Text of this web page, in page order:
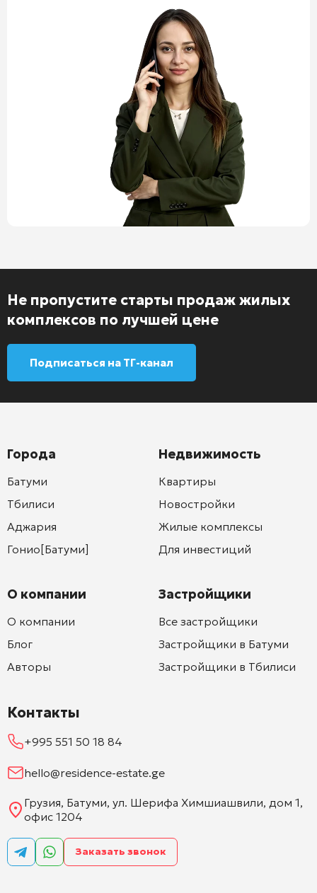
Не пропустите старты продаж жилых
комплексов по лучшей цене
Подписаться на ТГ-канал
Города
Батуми
Тбилиси
Аджария
Гонио[Батуми]
О компании
О компании
Блог
Авторы
Недвижимость
Квартиры
Новостройки
Жилые комплексы
Для инвестиций
Застройщики
Все застройщики
Застройщики в Батуми
Застройщики в Тбилиси
Контакты
+995 551 50 18 84
hello@residence-estate.ge
Грузия, Батуми, ул. Шерифа Химшиашвили, дом 1,
офис 1204
Заказать звонок